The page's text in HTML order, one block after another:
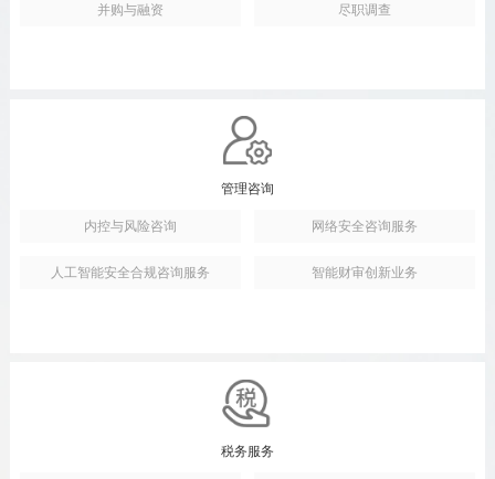
并购与融资 尽职调查
管理咨询
内控与风险咨询 网络安全咨询服务
人工智能安全合规咨询服务 智能财审创新业务
税务服务